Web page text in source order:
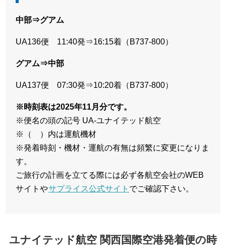
中部⇒グアム
UA136便 11:40発⇒16:15着（B737-800）
グアム⇒中部
UA137便 07:30発⇒10:20着（B737-800）
※時刻表は2025年11月分です。
※便名の頭の記号 UA-ユナイテッド航空
※（ ）内は運航機材
※発着時刻・機材・運航の有無は頻繁に変更になりま
す。
ご旅行の計画を立てる際には必ず各航空会社のWEB
サイトやサプライス公式サイト でご確認下さい。
ユナイテッド航空 関西国際空港発着便の時